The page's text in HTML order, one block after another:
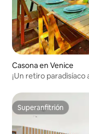
Casona en Venice
¡Un retiro paradisíaco
Superanfitrión
Superanfitrión